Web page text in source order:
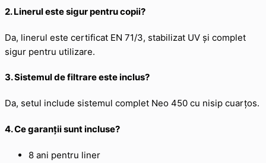
2. Linerul este sigur pentru copii?
Da, linerul este certificat EN 71/3, stabilizat UV și complet
sigur pentru utilizare.
3. Sistemul de filtrare este inclus?
Da, setul include sistemul complet Neo 450 cu nisip cuarțos.
4. Ce garanții sunt incluse?
8 ani pentru liner